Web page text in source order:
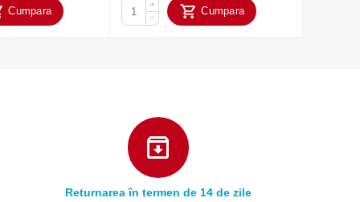
Cumpara
+
−
Cumpara
Returnarea în termen de 14 de zile